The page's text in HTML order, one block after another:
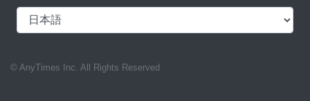
© AnyTimes Inc. All Rights Reserved